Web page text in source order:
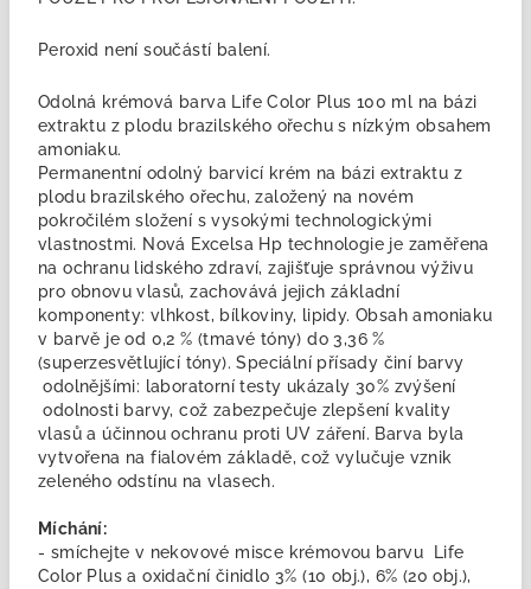
Peroxid není součástí balení.
Odolná krémová barva Life Color Plus 100 ml na bázi
extraktu z plodu brazilského ořechu s nízkým obsahem
amoniaku.
Permanentní odolný barvicí krém na bázi extraktu z
plodu brazilského ořechu, založený na novém
pokročilém složení s vysokými technologickými
vlastnostmi. Nová Excelsa Hp technologie je zaměřena
na ochranu lidského zdraví, zajišťuje správnou výživu
pro obnovu vlasů, zachovává jejich základní
komponenty: vlhkost, bílkoviny, lipidy. Obsah amoniaku
v barvě je od 0,2 % (tmavé tóny) do 3,36 %
(superzesvětlující tóny). Speciální přísady činí barvy
odolnějšími: laboratorní testy ukázaly 30% zvýšení
odolnosti barvy, což zabezpečuje zlepšení kvality
vlasů a účinnou ochranu proti UV záření. Barva byla
vytvořena na fialovém základě, což vylučuje vznik
zeleného odstínu na vlasech.
Míchání:
- smíchejte v nekovové misce krémovou barvu Life
Color Plus a oxidační činidlo 3% (10 obj.), 6% (20 obj.),